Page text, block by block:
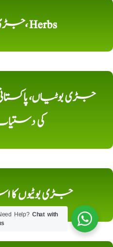
جڑی بوٹیاں، Herbs
جڑی بوٹیاں،
کی
جڑی بوٹیوں کا
Help?Chat with